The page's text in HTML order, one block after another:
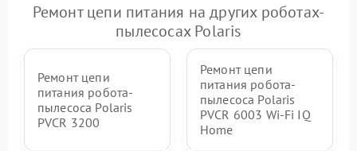
Ремонт цепи питания на других роботах-
пылесосах Polaris
Ремонт цепи
питания робота-
пылесоса Polaris
PVCR 3200
Ремонт цепи
питания робота-
пылесоса Polaris
PVCR 6003 Wi-Fi IQ
Home